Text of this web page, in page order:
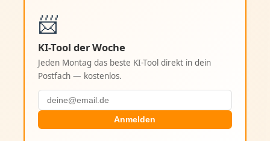
📨
KI-Tool der Woche
Jeden Montag das beste KI-Tool direkt in dein
Postfach — kostenlos.
Anmelden